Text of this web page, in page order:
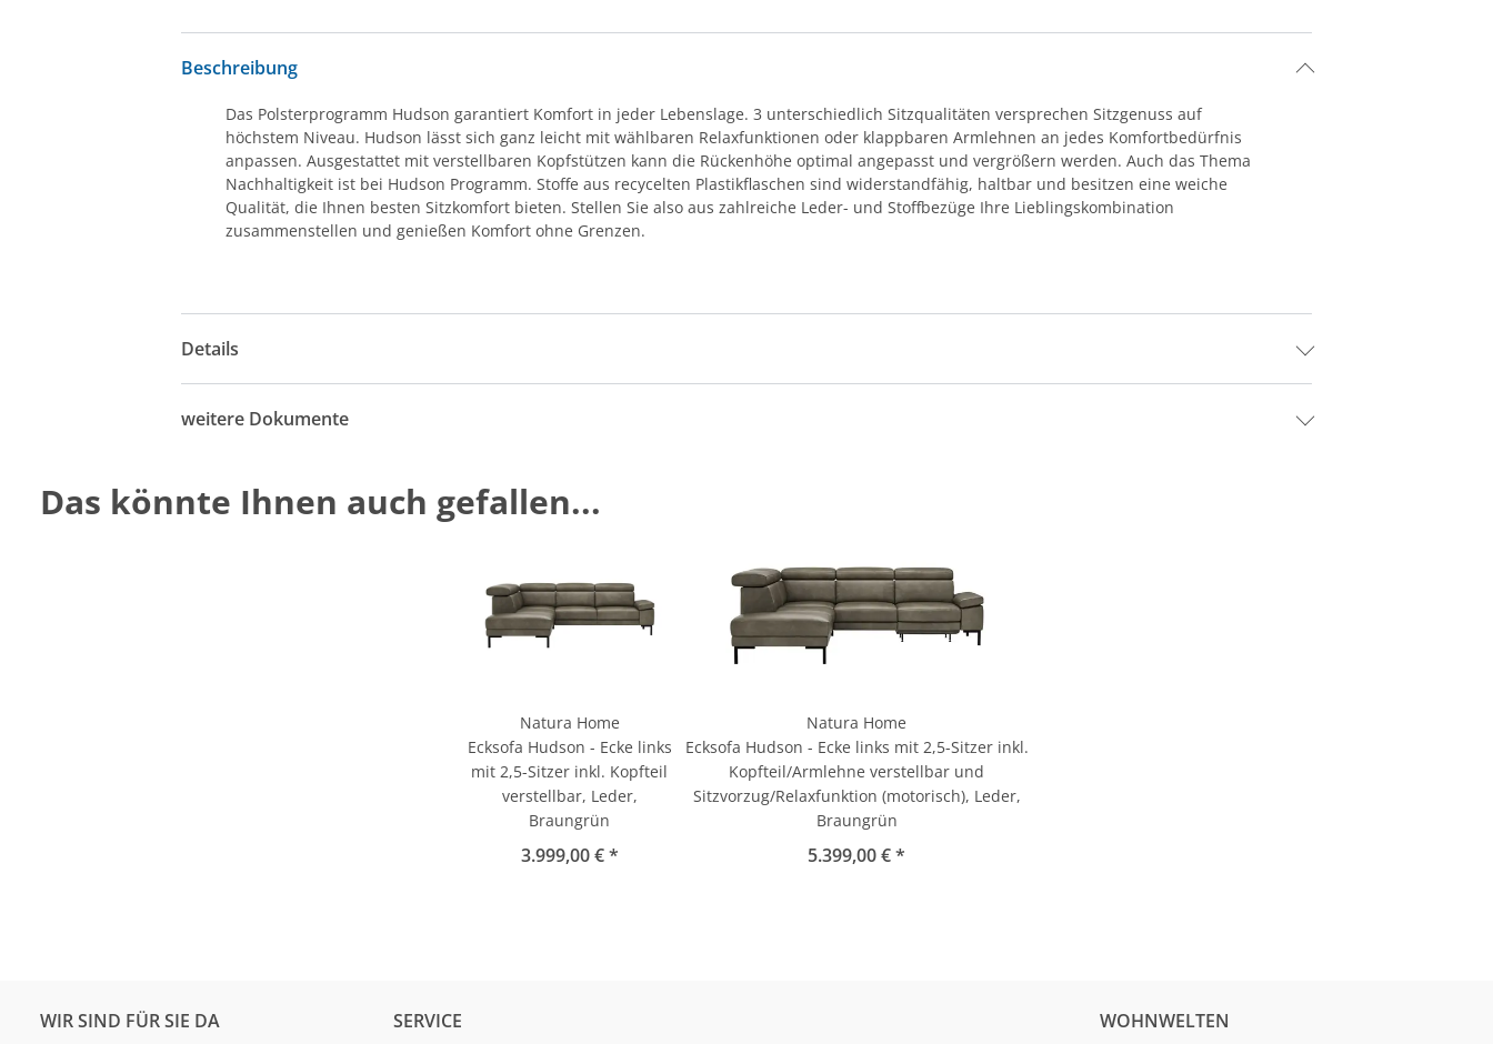
Beschreibung
Das Polsterprogramm Hudson garantiert Komfort in jeder Lebenslage. 3 unterschiedlich Sitzqualitäten versprechen Sitzgenuss auf
höchstem Niveau. Hudson lässt sich ganz leicht mit wählbaren Relaxfunktionen oder klappbaren Armlehnen an jedes Komfortbedürfnis
anpassen. Ausgestattet mit verstellbaren Kopfstützen kann die Rückenhöhe optimal angepasst und vergrößern werden. Auch das Thema
Nachhaltigkeit ist bei Hudson Programm. Stoffe aus recycelten Plastikflaschen sind widerstandfähig, haltbar und besitzen eine weiche
Qualität, die Ihnen besten Sitzkomfort bieten. Stellen Sie also aus zahlreiche Leder- und Stoffbezüge Ihre Lieblingskombination
zusammenstellen und genießen Komfort ohne Grenzen.
Details
weitere Dokumente
Das könnte Ihnen auch gefallen...
Natura Home
Ecksofa Hudson - Ecke links
mit 2,5-Sitzer inkl. Kopfteil
verstellbar, Leder,
Braungrün
3.999,00 € *
Natura Home
Ecksofa Hudson - Ecke links mit 2,5-Sitzer inkl.
Kopfteil/Armlehne verstellbar und
Sitzvorzug/Relaxfunktion (motorisch), Leder,
Braungrün
5.399,00 € *
WIR SIND FÜR SIE DA SERVICE WOHNWELTEN